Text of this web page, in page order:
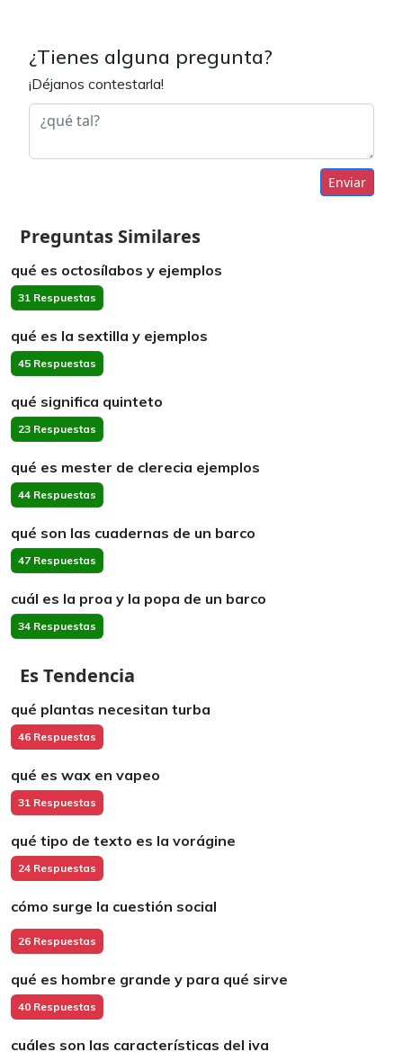
¿Tienes alguna pregunta?
¡Déjanos contestarla!
Enviar
Preguntas Similares
qué es octosílabos y ejemplos
31 Respuestas
qué es la sextilla y ejemplos
45 Respuestas
qué significa quinteto
23 Respuestas
qué es mester de clerecia ejemplos
44 Respuestas
qué son las cuadernas de un barco
47 Respuestas
cuál es la proa y la popa de un barco
34 Respuestas
Es Tendencia
qué plantas necesitan turba
46 Respuestas
qué es wax en vapeo
31 Respuestas
qué tipo de texto es la vorágine
24 Respuestas
cómo surge la cuestión social
26 Respuestas
qué es hombre grande y para qué sirve
40 Respuestas
cuáles son las características del iva